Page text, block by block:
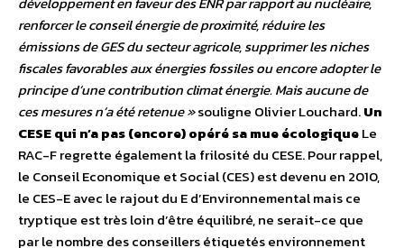
renforcer le conseil énergie de proximité, réduire les
émissions de GES du secteur agricole, supprimer les niches
fiscales favorables aux énergies fossiles ou encore adopter le
principe d’une contribution climat énergie. Mais aucune de
ces mesures n’a été retenue »souligne Olivier Louchard.Un
CESE qui n’a pas (encore) opéré sa mue écologiqueLe
RAC-F regrette également la frilosité du CESE. Pour rappel,
le Conseil Economique et Social (CES) est devenu en 2010,
le CES-E avec le rajout du E d’Environnemental mais ce
tryptique est très loin d’être équilibré, ne serait-ce que
par le nombre des conseillers étiquetés environnement